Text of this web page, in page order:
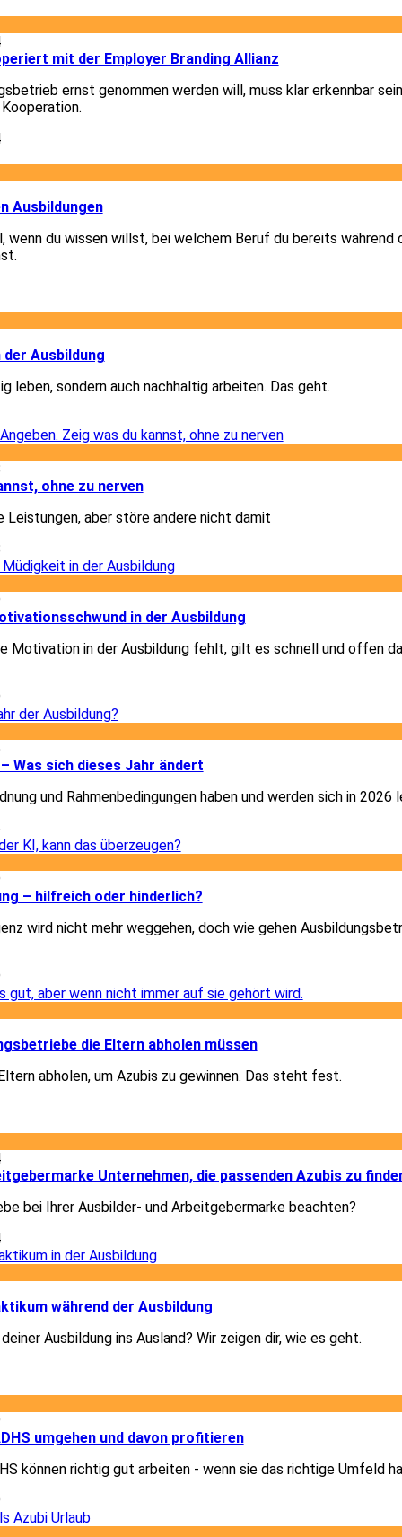
mit der Employer Branding Allianz
ernst genommen werden will, muss klar erkennbar
Ausbildungen
wenn du wissen willst, bei welchem Beruf du bereits während
Ausbildung
leben, sondern auch nachhaltig arbeiten. Das geht.
ohne zu nerven
Leistungen, aber störe andere nicht damit
in der Ausbildung
Motivation in der Ausbildung fehlt, gilt es schnell und offen
Was sich dieses Jahr ändert
und Rahmenbedingungen haben und werden sich in 2026
– hilfreich oder hinderlich?
wird nicht mehr weggehen, doch wie gehen
die Eltern abholen müssen
abholen, um Azubis zu gewinnen. Das steht fest.
Unternehmen, die passenden Azubis zu
bei Ihrer Ausbilder- und Arbeitgebermarke beachten?
während der Ausbildung
Ausbildung ins Ausland? Wir zeigen dir, wie es geht.
umgehen und davon profitieren
können richtig gut arbeiten - wenn sie das richtige Umfeld